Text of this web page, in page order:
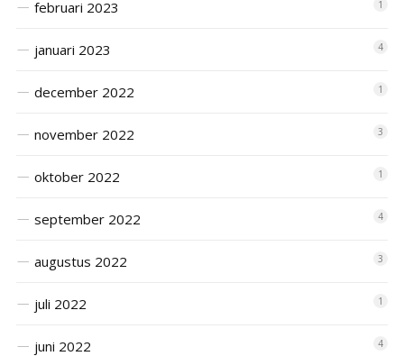
februari 2023 1
januari 2023 4
december 2022 1
november 2022 3
oktober 2022 1
september 2022 4
augustus 2022 3
juli 2022 1
juni 2022 4